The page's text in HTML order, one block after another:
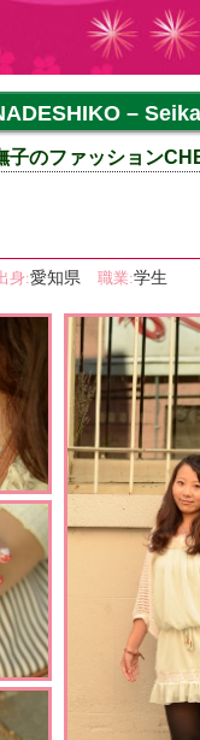
– Seika
子のファッション
身:愛知県職業:学生